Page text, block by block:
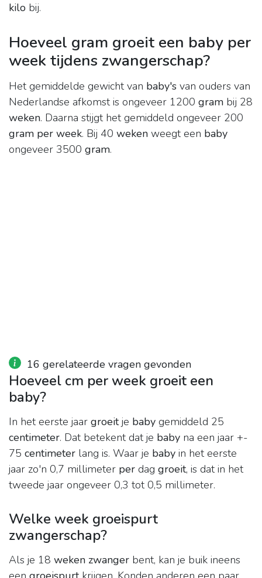
kilo bij.
Hoeveel gram groeit een baby per
week tijdens zwangerschap?
Het gemiddelde gewicht van baby's van ouders van
Nederlandse afkomst is ongeveer 1200 gram bij 28
weken. Daarna stijgt het gemiddeld ongeveer 200
gram per week. Bij 40 weken weegt een baby
ongeveer 3500 gram.
16 gerelateerde vragen gevonden
Hoeveel cm per week groeit een
baby?
In het eerste jaar groeitje baby gemiddeld 25
centimeter. Dat betekent dat je baby na een jaar +-
75 centimeter lang is. Waar je baby in het eerste
jaar zo'n 0,7 millimeter per dag groeit, is dat in het
tweede jaar ongeveer 0,3 tot 0,5 millimeter.
Welke week groeispurt
zwangerschap?
Als je 18 weken zwanger bent, kan je buik ineens